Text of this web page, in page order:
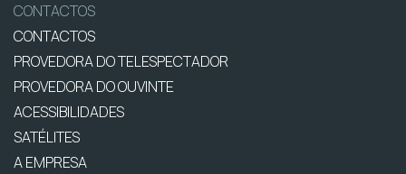
CONTACTOS
CONTACTOS
PROVEDORA DO TELESPECTADOR
PROVEDORA DO OUVINTE
ACESSIBILIDADES
SATÉLITES
A EMPRESA